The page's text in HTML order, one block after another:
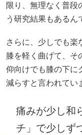
限り、無理なく普段
う研究結果もあるん
さらに、少しでも楽
膝を軽く曲げて、そ
仰向けでも膝の下に
減らすと言われてい
痛みが少し和
チ」で少しず